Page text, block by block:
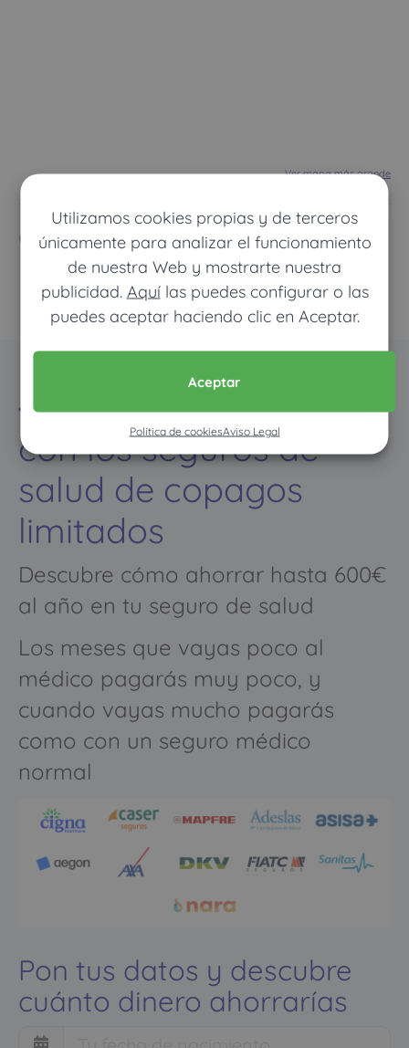
Utilizamos cookies propias y de terceros
únicamente para analizar el funcionamiento
de nuestra Web y mostrarte nuestra
publicidad. Aquílas puedes configurar o las
puedes aceptar haciendo clic en Aceptar.
Aceptar
Política de cookiesAviso Legal
Ver mapa más grande
Compañías
El ahorro inteligente
con los seguros de
salud de copagos
limitados
Descubre cómo ahorrar hasta 600€
al año en tu seguro de salud
Los meses que vayas poco al
médico pagarás muy poco, y
cuando vayas mucho pagarás
como con un seguro médico
normal
Pon tus datos y descubre
cuánto dinero ahorrarías